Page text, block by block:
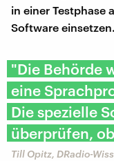
in einer Testphase
Software einsetzen.
"Die Behörde
eine
Die spezielle
überprüfen,
Till Opitz, DRadio-